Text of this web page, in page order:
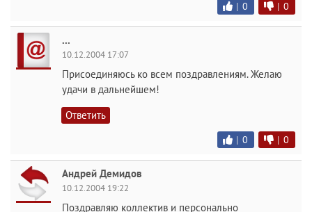
| 0 | 0
...
10.12.2004 17:07
Присоединяюсь ко всем поздравлениям. Желаю
удачи в дальнейшем!
Ответить
| 0 | 0
Андрей Демидов
10.12.2004 19:22
Поздравляю коллектив и персонально